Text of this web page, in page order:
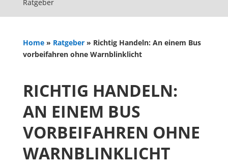
Ratgeber
Home» Ratgeber» Richtig Handeln: An einem Bus
vorbeifahren ohne Warnblinklicht
RICHTIG HANDELN:
AN EINEM BUS
VORBEIFAHREN OHNE
WARNBLINKLICHT